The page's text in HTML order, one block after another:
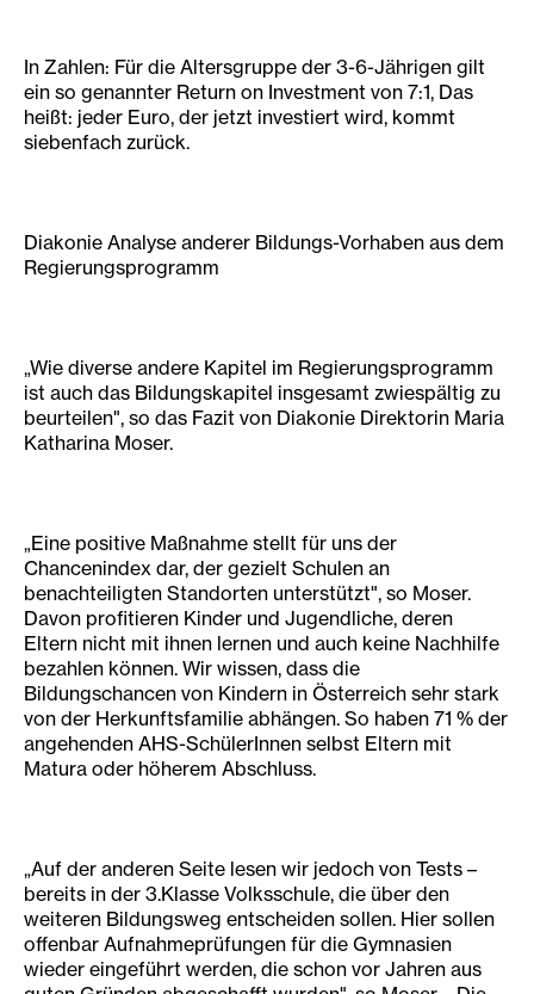
In Zahlen: Für die Altersgruppe der 3-6-Jährigen gilt
ein so genannter Return on Investment von 7:1, Das
heißt: jeder Euro, der jetzt investiert wird, kommt
siebenfach zurück.
Diakonie Analyse anderer Bildungs-Vorhaben aus dem
Regierungsprogramm
„Wie diverse andere Kapitel im Regierungsprogramm
ist auch das Bildungskapitel insgesamt zwiespältig zu
beurteilen", so das Fazit von Diakonie Direktorin Maria
Katharina Moser.
„Eine positive Maßnahme stellt für uns der
Chancenindex dar, der gezielt Schulen an
benachteiligten Standorten unterstützt", so Moser.
Davon profitieren Kinder und Jugendliche, deren
Eltern nicht mit ihnen lernen und auch keine Nachhilfe
bezahlen können. Wir wissen, dass die
Bildungschancen von Kindern in Österreich sehr stark
von der Herkunftsfamilie abhängen. So haben 71 % der
angehenden AHS-SchülerInnen selbst Eltern mit
Matura oder höherem Abschluss.
„Auf der anderen Seite lesen wir jedoch von Tests –
bereits in der 3.Klasse Volksschule, die über den
weiteren Bildungsweg entscheiden sollen. Hier sollen
offenbar Aufnahmeprüfungen für die Gymnasien
wieder eingeführt werden, die schon vor Jahren aus